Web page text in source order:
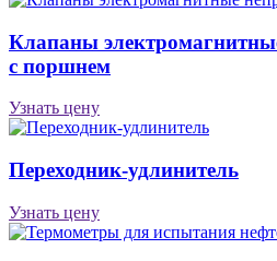
Клапаны
с порш­нем
Узнать цену
Переходник-удлинитель
Узнать цену